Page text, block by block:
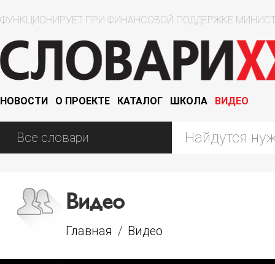
ФУНКЦИОНИРУЕТ ПРИ ФИНАНСОВОЙ ПОДДЕРЖКЕ
НОВОСТИ О ПРОЕКТЕ КАТАЛОГ ШКОЛА ВИДЕО
Видео
Главная / Видео